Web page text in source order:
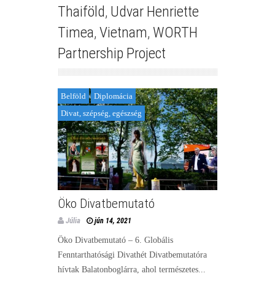
Thaiföld, Udvar Henriette
Timea, Vietnam, WORTH
Partnership Project
Belföld
Diplomácia
Divat, szépség, egészség
Öko Divatbemutató
Júlia jún 14, 2021
Öko Divatbemutató – 6. Globális
Fenntarthatósági Divathét Divatbemutatóra
hívtak Balatonboglárra, ahol természetes...